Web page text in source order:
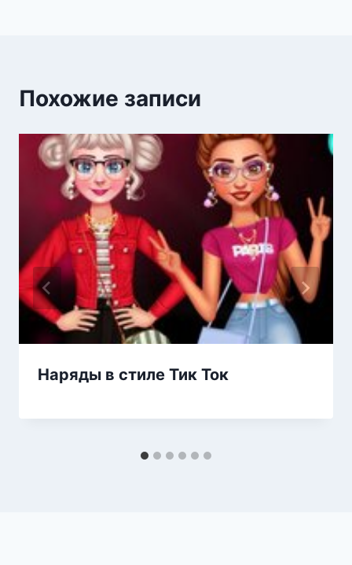
Похожие записи
Наряды в стиле Тик Ток